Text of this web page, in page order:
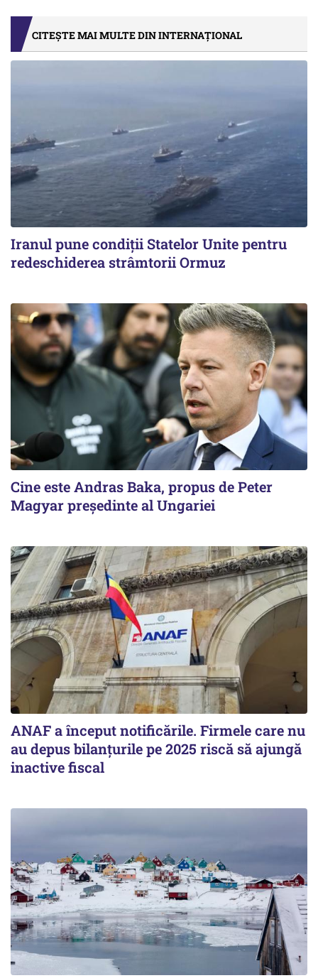
CITEȘTE MAI MULTE DIN INTERNAȚIONAL
Iranul pune condiții Statelor Unite pentru
redeschiderea strâmtorii Ormuz
Cine este Andras Baka, propus de Peter
Magyar președinte al Ungariei
ANAF a început notificările. Firmele care nu
au depus bilanțurile pe 2025 riscă să ajungă
inactive fiscal